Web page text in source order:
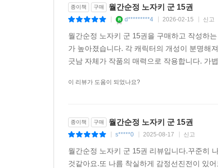
종이책 구매 월간순정 노자키 군 15권
d*********4 2026-02-15 신고
월간순정 노자키 군 15권을 구매하고 작성하
가 높아졌습니다. 각 캐릭터의 개성이 분명해
긋남 자체가 작품의 매력으로 작용합니다. 가
이 리뷰가 도움이 되었나요?
종이책 구매 월간순정 노자키 군 15권
s*****0 2025-08-17 신고
월간순정 노자키 군 15권 리뷰입니다.꾸준히
것같아요.또 나름 착실하게 감정선진전이 있